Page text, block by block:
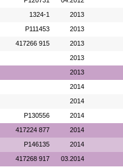
1324-1 2013
P111453 2013
417266 915 2013
2013
2013
2014
2014
P130556 2014
417224 877 2014
P146135 2014
417268 917 03.2014